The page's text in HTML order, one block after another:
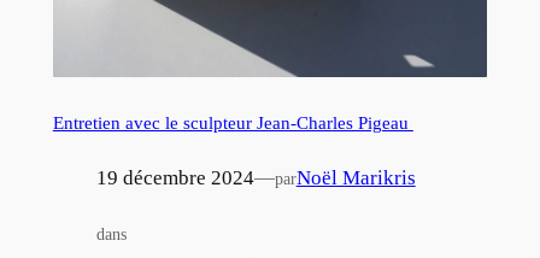
Entretien avec le sculpteur Jean-Charles Pigeau
19 décembre 2024—parNoël Marikris
dans